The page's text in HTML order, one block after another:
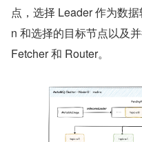
点，选择 Leader 作为数
n 和选择的目标节点以及
Fetcher 和 Router。